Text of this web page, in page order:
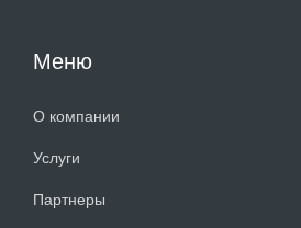
Меню
О компании
Услуги
Партнеры